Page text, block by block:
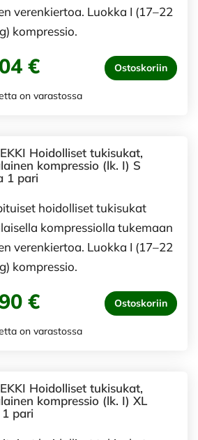
verenkiertoa. Luokka I (17–22
kompressio.
€ Ostoskoriin
on varastossa
Hoidolliset tukisukat,
kompressio (lk. I) S
1 pari
hoidolliset tukisukat
kompressiolla tukemaan
verenkiertoa. Luokka I (17–22
kompressio.
€ Ostoskoriin
on varastossa
Hoidolliset tukisukat,
kompressio (lk. I) XL
pari